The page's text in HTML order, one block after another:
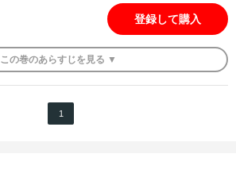
登録して購入
この巻のあらすじを 見る ▼
1